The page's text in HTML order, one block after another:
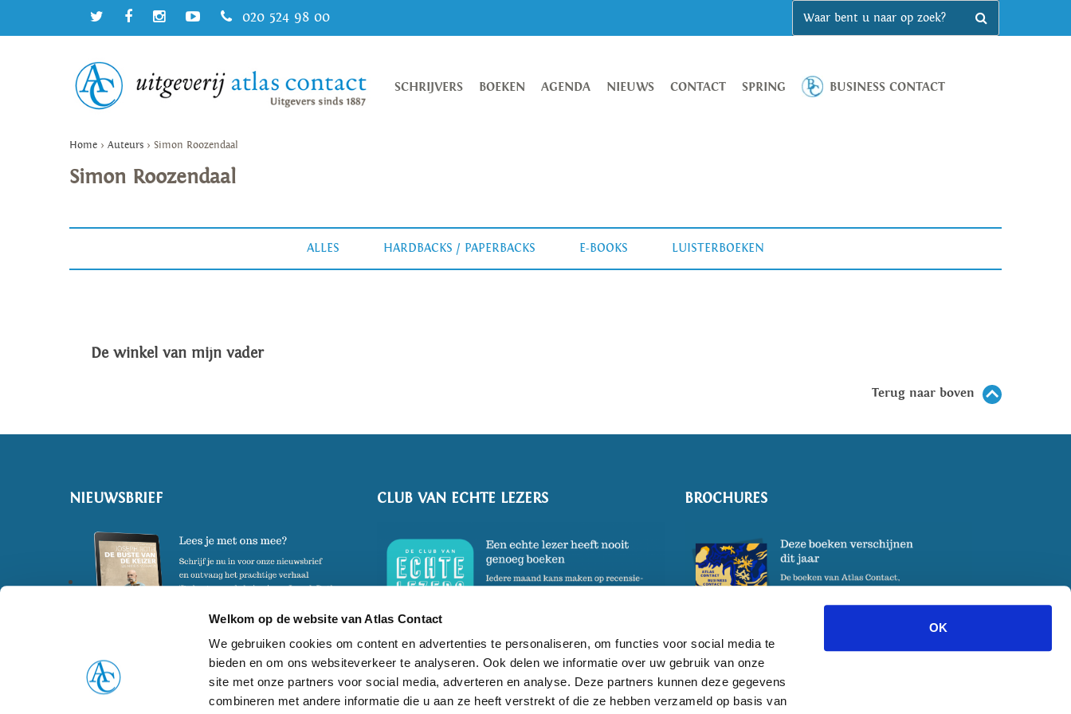
Welkom op de website van Atlas Contact
We gebruiken cookies om content en advertenties te personaliseren, om functies voor social media te
bieden en om ons websiteverkeer te analyseren. Ook delen we informatie over uw gebruik van onze
site met onze partners voor social media, adverteren en analyse. Deze partners kunnen deze gegevens
combineren met andere informatie die u aan ze heeft verstrekt of die ze hebben verzameld op basis van
OK
020 524 98 00
SCHRIJVERS BOEKEN AGENDA NIEUWS CONTACT SPRING BUSINESS CONTACT
Home > Auteurs > Simon Roozendaal
Simon Roozendaal
ALLES HARDBACKS / PAPERBACKS E-BOOKS LUISTERBOEKEN
De winkel van mijn vader
Terug naar boven
NIEUWSBRIEF CLUB VAN ECHTE LEZERS BROCHURES